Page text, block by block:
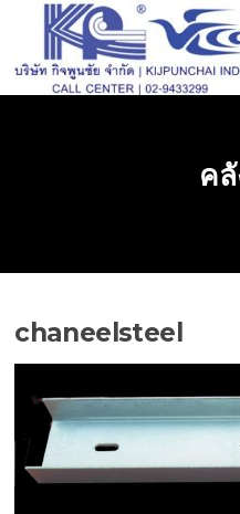
คลั
chaneelsteel